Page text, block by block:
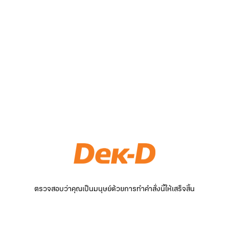
ตรวจสอบว่าคุณเป็นมนุษย์ด้วยการทำคำสั่งนี้ให้เสร็จสิ้น